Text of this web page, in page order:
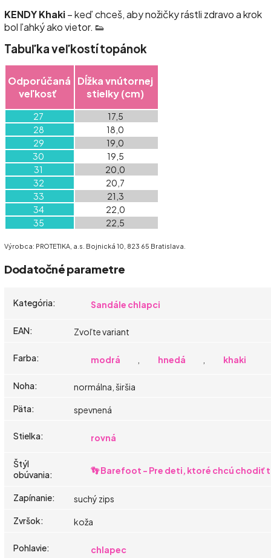
KENDY Khaki– keď chceš, aby nožičky rástli zdravo a krok
bol ľahký ako vietor. 👟
Tabuľka veľkostí topánok
Odporúčaná
veľkosť
Dĺžka vnútornej
stielky (cm)
27
17,5
28
18,0
29
19,0
30
19,5
31
20,0
32
20,7
33
21,3
34
22,0
35
22,5
Výrobca: PROTETIKA, a.s. Bojnická 10, 823 65 Bratislava.
Dodatočné parametre
Kategória: Sandále chlapci
EAN: Zvoľte variant
Farba: modrá hnedá khaki
Noha:
normálna, širšia
Päta: spevnená
Stielka: rovná
Štýl
obúvania: 👣 Barefoot - Pre deti, ktoré chcú chodiť
Zapínanie:
suchý zips
Zvršok: koža
Pohlavie: chlapec